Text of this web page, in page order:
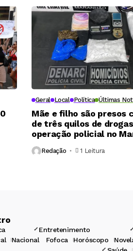
Geral Local Política Últimas
Mãe e filho são presos
de três quilos de
operação policial no
Redação 1 Leitura
Nacional
Entretenimento
Fofoca
Horóscopo